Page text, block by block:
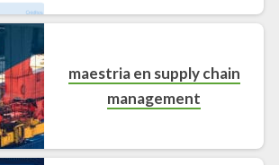
maestria en supply chain
management​